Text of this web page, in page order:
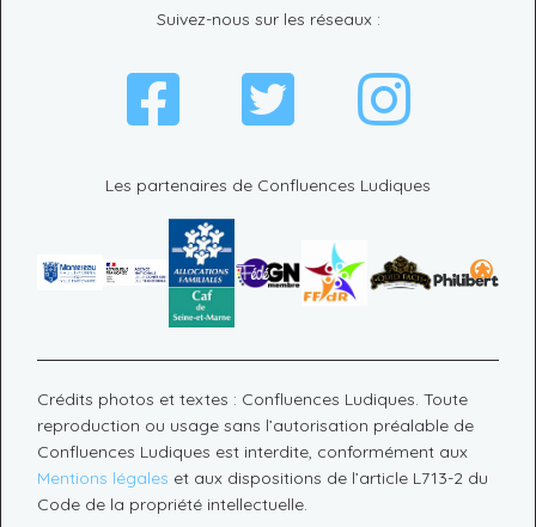
Les partenaires de Confluences Ludiques
Suivez-nous sur les réseaux :
Crédits photos et textes : Confluences Ludiques. Toute
reproduction ou usage sans l’autorisation préalable de
Confluences Ludiques est interdite, conformément aux
Mentions légales et aux dispositions de l’article L713-2 du
Code de la propriété intellectuelle.